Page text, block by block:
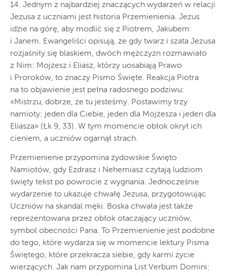
14. Jednym z najbardziej znaczących wydarzeń w relacji
Jezusa z uczniami jest historia Przemienienia. Jezus
idzie na górę, aby modlić się z Piotrem, Jakubem
i Janem. Ewangeliści opisują, że gdy twarz i szata Jezusa
rozjaśniły się blaskiem, dwóch mężczyzn rozmawiało
z Nim: Mojżesz i Eliasz, którzy uosabiają Prawo
i Proroków, to znaczy Pismo Święte. Reakcja Piotra
na to objawienie jest pełna radosnego podziwu:
«Mistrzu, dobrze, że tu jesteśmy. Postawimy trzy
namioty: jeden dla Ciebie, jeden dla Mojżesza i jeden dla
Eliasza» (Łk 9, 33). W tym momencie obłok okrył ich
cieniem, a uczniów ogarnął strach.
Przemienienie przypomina żydowskie Święto
Namiotów, gdy Ezdrasz i Nehemiasz czytają ludziom
święty tekst po powrocie z wygnania. Jednocześnie
wydarzenie to ukazuje chwałę Jezusa, przygotowując
Uczniów na skandal męki. Boska chwała jest także
reprezentowana przez obłok otaczający uczniów,
symbol obecności Pana. To Przemienienie jest podobne
do tego, które wydarza się w momencie lektury Pisma
Świętego, które przekracza siebie, gdy karmi życie
wierzących. Jak nam przypomina List Verbum Domini: